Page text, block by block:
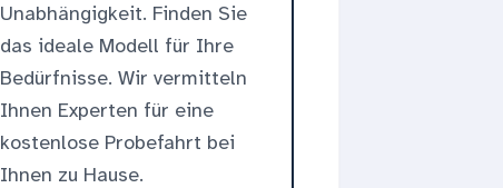
Unabhängigkeit. Finden Sie
das ideale Modell für Ihre
Bedürfnisse. Wir vermitteln
Ihnen Experten für eine
kostenlose Probefahrt bei
Ihnen zu Hause.